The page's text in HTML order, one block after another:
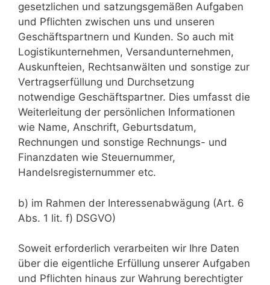
gesetzlichen und satzungsgemäßen Aufgaben
und Pflichten zwischen uns und unseren
Geschäftspartnern und Kunden. So auch mit
Logistikunternehmen, Versandunternehmen,
Auskunfteien, Rechtsanwälten und sonstige zur
Vertragserfüllung und Durchsetzung
notwendige Geschäftspartner. Dies umfasst die
Weiterleitung der persönlichen Informationen
wie Name, Anschrift, Geburtsdatum,
Rechnungen und sonstige Rechnungs- und
Finanzdaten wie Steuernummer,
Handelsregisternummer etc.
b) im Rahmen der Interessenabwägung (Art. 6
Abs. 1 lit. f) DSGVO)
Soweit erforderlich verarbeiten wir Ihre Daten
über die eigentliche Erfüllung unserer Aufgaben
und Pflichten hinaus zur Wahrung berechtigter